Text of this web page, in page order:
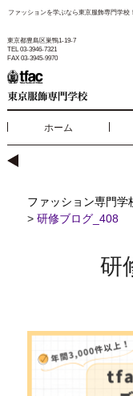
ファッションを学ぶなら東京服飾専門学
東京都豊島区巣鴨1-19-7
TEL 03-3946-7321
FAX 03-3945-9970
ホーム
ファッション専門学
> 研修ブログ_408
研